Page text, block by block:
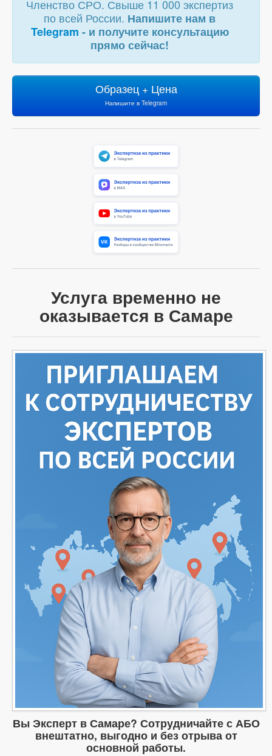
Членство СРО. Свыше 11 000 экспертиз
по всей России. Напишите нам в
Telegram - и получите консультацию
прямо сейчас!
Образец + Цена
Напишите в Telegram
Услуга временно не
оказывается в Самаре
Вы Эксперт в Самаре? Сотрудничайте с АБО
внештатно, выгодно и без отрыва от
основной работы.